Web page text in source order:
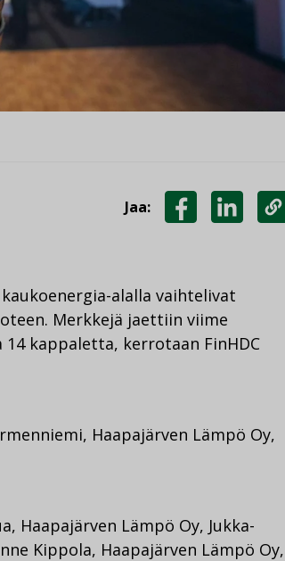
Jaa:
alalla vaihtelivat
Merkkejä jaettiin viime
kappaletta, kerrotaan FinHDC
Haapajärven Lämpö Oy,
Haapajärven Lämpö Oy, Jukka-
Kippola, Haapajärven Lämpö Oy,